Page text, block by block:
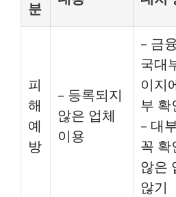
분
피
해
예
방
– 등록되지
않은 업체
이용
– 금
국대
이지
부 확
– 대
꼭 확
않은
않기